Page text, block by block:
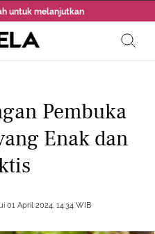
untuk melanjutkan
Pembuka
Enak dan
01 April 2024, 14:34 WIB